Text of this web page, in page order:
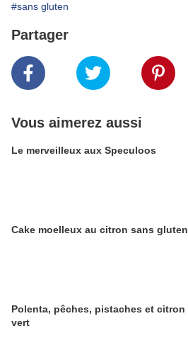
#sans gluten
Partager
Vous aimerez aussi
Le merveilleux aux Speculoos
Cake moelleux au citron sans gluten
Polenta, pêches, pistaches et citron
vert